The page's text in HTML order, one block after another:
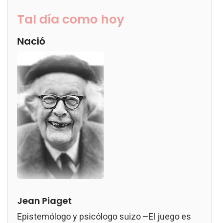
Tal día como hoy
Nació
Jean Piaget
Epistemólogo y psicólogo suizo –El juego es